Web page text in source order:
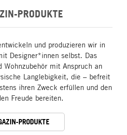
PRODUKTE
und produzieren wir in
Designer*innen selbst. Das
Wohnzubehör mit Anspruch an
Langlebigkeit, die – befreit
ihren Zweck erfüllen und den
Freude bereiten.
PRODUKTE